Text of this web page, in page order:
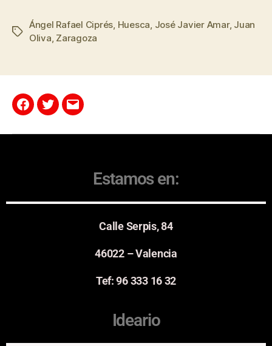
Ángel Rafael Ciprés Huesca José Javier Amar, Juan
Oliva Zaragoza
Estamos en:
Calle Serpis, 84
46022 – Valencia
Tef: 96 333 16 32
Ideario